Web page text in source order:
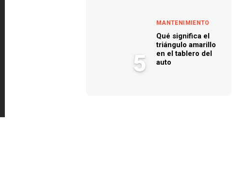
5
MANTENIMIENTO
Qué significa el
triángulo amarillo
en el tablero del
auto